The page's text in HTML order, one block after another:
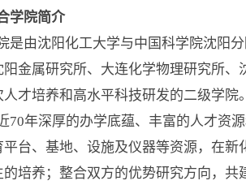
学院简介
由沈阳化工大学与中国科学院沈阳
金属研究所、大连化学物理研究所
才培养和高水平科技研发的二级学院。
年深厚的办学底蕴、丰富的人才资
台、基地、设施及仪器等资源，在
培养；整合双方的优势研究方向，